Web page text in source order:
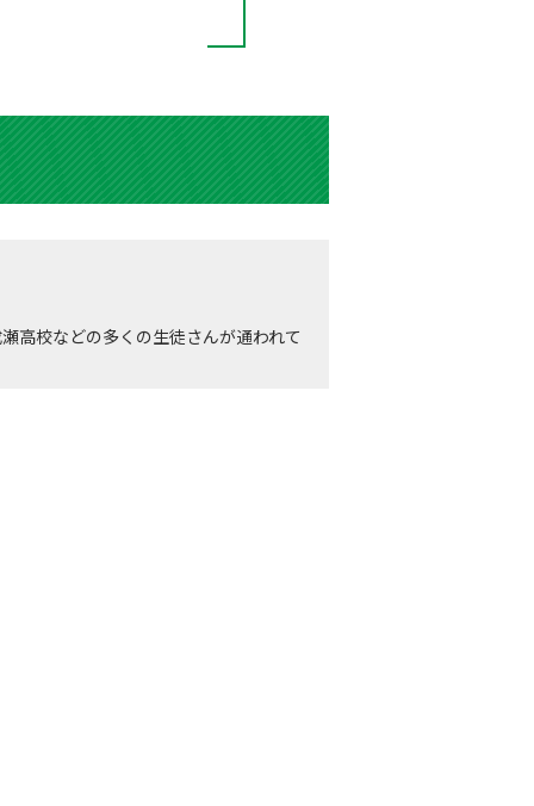
高校などの多くの生徒さんが通われて